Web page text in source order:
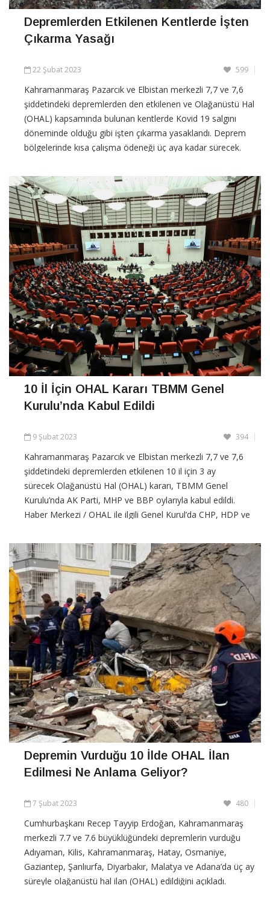
Depremlerden Etkilenen Kentlerde İşten
Çıkarma Yasağı
22 Şubat 2023 599
Kahramanmaraş Pazarcık ve Elbistan merkezli 7,7 ve 7,6
şiddetindeki depremlerden den etkilenen ve Olağanüstü Hal
(OHAL) kapsamında bulunan kentlerde Kovid 19 salgını
döneminde olduğu gibi işten çıkarma yasaklandı. Deprem
bölgelerinde kısa çalışma ödeneği üç aya kadar sürecek.
Ayrıca
CONTINUE READING
10 İl İçin OHAL Kararı TBMM Genel
Kurulu’nda Kabul Edildi
9 Şubat 2023 394
Kahramanmaraş Pazarcık ve Elbistan merkezli 7,7 ve 7,6
şiddetindeki depremlerden etkilenen 10 il için 3 ay
sürecek Olağanüstü Hal (OHAL) kararı, TBMM Genel
Kurulu’nda AK Parti, MHP ve BBP oylarıyla kabul edildi.
Haber Merkezi / OHAL ile ilgili Genel Kurul’da CHP, HDP ve
bir
CONTINUE READING
Depremin Vurduğu 10 İlde OHAL İlan
Edilmesi Ne Anlama Geliyor?
7 Şubat 2023 480
Cumhurbaşkanı Recep Tayyip Erdoğan, Kahramanmaraş
merkezli 7.7 ve 7.6 büyüklüğündeki depremlerin vurduğu
Adıyaman, Kilis, Kahramanmaraş, Hatay, Osmaniye,
Gaziantep, Şanlıurfa, Diyarbakır, Malatya ve Adana’da üç ay
süreyle olağanüstü hal ilan (OHAL) edildiğini açıkladı.